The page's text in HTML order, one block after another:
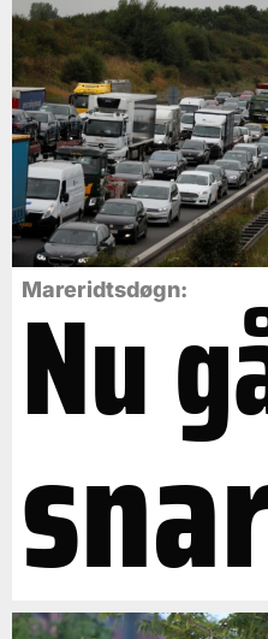
Mareridtsdøgn:
Nu